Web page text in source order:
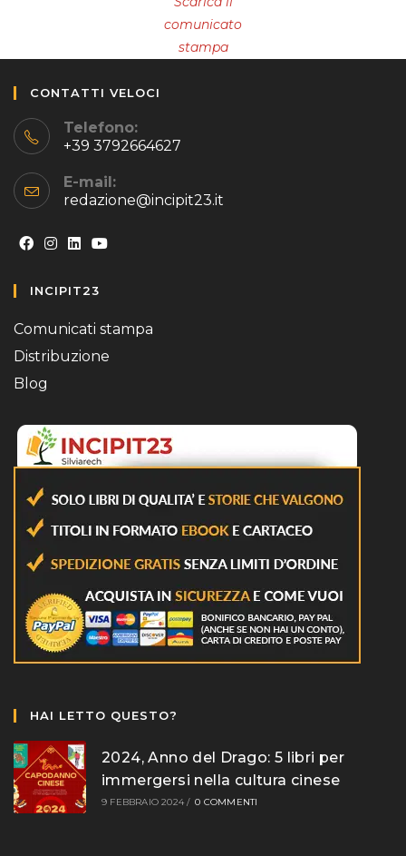
comunicato
stampa
CONTATTI VELOCI
Telefono:
+39 3792664627
E-mail:
redazione@incipit23.it
in
in
a
in
a
INCIPIT23
Comunicati stampa
Distribuzione
Blog
HAI LETTO QUESTO?
2024, Anno del Drago: 5 libri per
immergersi nella cultura cinese
9 FEBBRAIO 2024 / 0 COMMENTI